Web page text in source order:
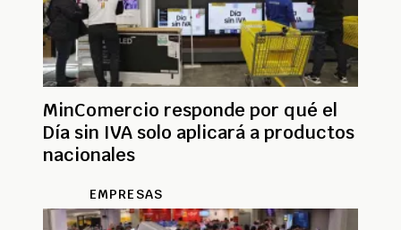
MinComercio responde por qué el
Día sin IVA solo aplicará a productos
nacionales
EMPRESAS